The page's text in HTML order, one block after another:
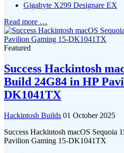
Gigabyte X299 Designare EX
Read more …
Featured
Success Hackintosh
Build 24G84 in HP
DK1041TX
Hackintosh Builds 01 October 2025
Success Hackintosh macOS Sequoia
Pavilion Gaming 15-DK1041TX